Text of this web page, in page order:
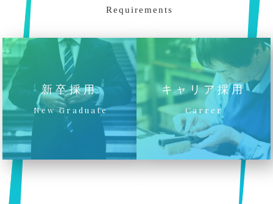
Requirements
新卒採用
New Graduate
キャリア採用
Carrer